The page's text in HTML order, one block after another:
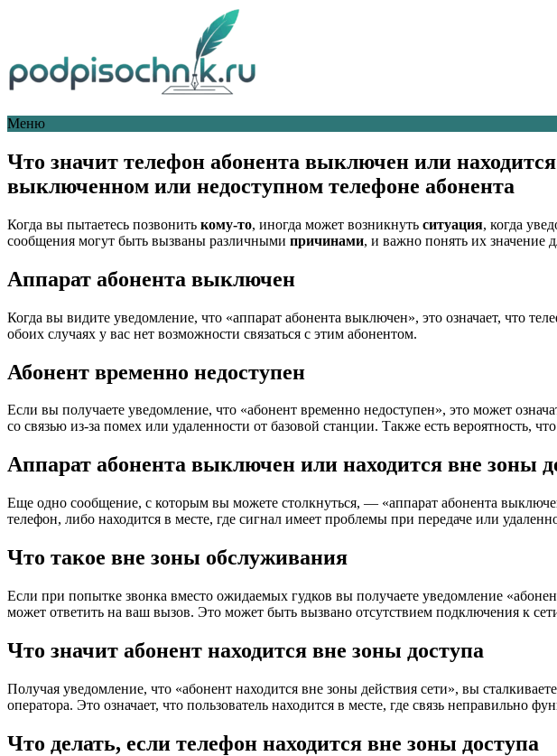
Меню
Что значит телефон абонента выключен или
выключенном или недоступном телефоне абонента
Когда вы пытаетесь позвонить кому-то, иногда может возникнуть ситуация, когда
сообщения могут быть вызваны различными причинами, и важно понять их значение
Аппарат абонента выключен
Когда вы видите уведомление, что «аппарат абонента выключен», это означает, что
обоих случаях у вас нет возможности связаться с этим абонентом.
Абонент временно недоступен
Если вы получаете уведомление, что «абонент временно недоступен», это может
со связью из-за помех или удаленности от базовой станции. Также есть
Аппарат абонента выключен или находится вне зоны
Еще одно сообщение, с которым вы можете столкнуться, — «аппарат абонента
телефон, либо находится в месте, где сигнал имеет проблемы при передаче или
Что такое вне зоны обслуживания
Если при попытке звонка вместо ожидаемых гудков вы получаете уведомление
может ответить на ваш вызов. Это может быть вызвано отсутствием подключения к
Что значит абонент находится вне зоны доступа
Получая уведомление, что «абонент находится вне зоны действия сети», вы
оператора. Это означает, что пользователь находится в месте, где связь неправильно
Что делать, если телефон находится вне зоны доступа